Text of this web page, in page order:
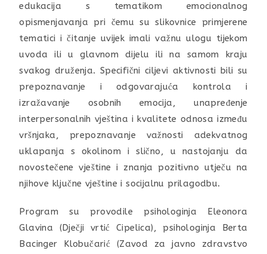
edukacija s tematikom emocionalnog
opismenjavanja pri čemu su slikovnice primjerene
tematici i čitanje uvijek imali važnu ulogu tijekom
uvoda ili u glavnom dijelu ili na samom kraju
svakog druženja. Specifični ciljevi aktivnosti bili su
prepoznavanje i odgovarajuća kontrola i
izražavanje osobnih emocija, unapređenje
interpersonalnih vještina i kvalitete odnosa između
vršnjaka, prepoznavanje važnosti adekvatnog
uklapanja s okolinom i slično, u nastojanju da
novostečene vještine i znanja pozitivno utječu na
njihove ključne vještine i socijalnu prilagodbu.
Program su provodile psihologinja Eleonora
Glavina (Dječji vrtić Cipelica), psihologinja Berta
Bacinger Klobučarić (Zavod za javno zdravstvo